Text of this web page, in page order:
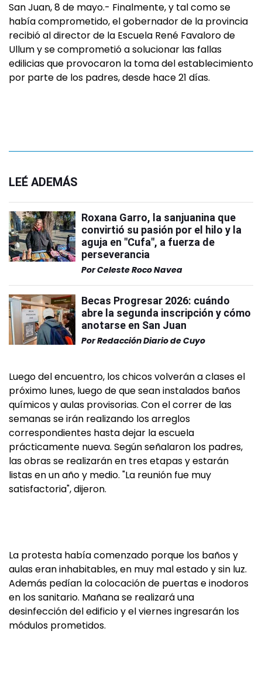
San Juan, 8 de mayo.- Finalmente, y tal como se
había comprometido, el gobernador de la provincia
recibió al director de la Escuela René Favaloro de
Ullum y se comprometió a solucionar las fallas
edilicias que provocaron la toma del establecimiento
por parte de los padres, desde hace 21 días.
LEÉ ADEMÁS
Roxana Garro, la sanjuanina que
convirtió su pasión por el hilo y la
aguja en "Cufa", a fuerza de
perseverancia
PorCeleste Roco Navea
Becas Progresar 2026: cuándo
abre la segunda inscripción y cómo
anotarse en San Juan
PorRedacción Diario de Cuyo
Luego del encuentro, los chicos volverán a clases el
próximo lunes, luego de que sean instalados baños
químicos y aulas provisorias. Con el correr de las
semanas se irán realizando los arreglos
correspondientes hasta dejar la escuela
prácticamente nueva. Según señalaron los padres,
las obras se realizarán en tres etapas y estarán
listas en un año y medio. "La reunión fue muy
satisfactoria", dijeron.
La protesta había comenzado porque los baños y
aulas eran inhabitables, en muy mal estado y sin luz.
Además pedían la colocación de puertas e inodoros
en los sanitario. Mañana se realizará una
desinfección del edificio y el viernes ingresarán los
módulos prometidos.